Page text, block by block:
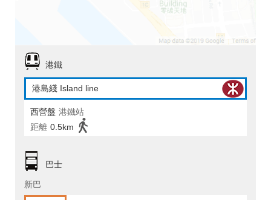
港鐵
港島綫 Island line
西營盤 港鐵站
距離 0.5km
巴士
新巴